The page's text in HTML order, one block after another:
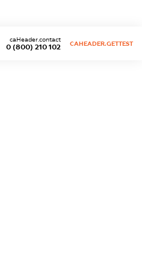
0 (800) 210 102
caHeader.contact
CAHEADER.GETTEST